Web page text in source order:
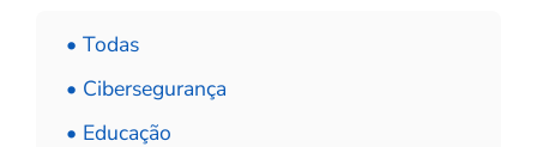
• Todas
• Cibersegurança
• Educação